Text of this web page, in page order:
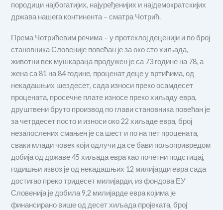
породици најбогатијих, најуређенијих и најдемократскијих
држава нашега континента – сматра Чотрић.
Према Чотрићевим речима – у протеклој деценији и по број
становника Словеније повећан је за око сто хиљада,
животни век мушкараца продужен је са 73 године на 78, а
жена са 81 на 84 године, проценат деце у вртићима, од
некадашњих шездесет, сада износи преко осамдесет
процената, просечне плате износе преко хиљаду евра,
друштвени бруто производ по глави становника повећан је
за четрдесет посто и износи око 22 хиљаде евра, број
незапослених смањен је са шест и по на пет процената,
сваки млади човек који одлучи да се бави пољопривредом
добија од државе 45 хиљада евра као почетни подстицај,
годишњи извоз је од некадашњих 12 милијарди евра сада
достигао преко тридесет милијарди, из фондова ЕУ
Словенија је добила 9,2 милијарде евра којима је
финансирано више од десет хиљада пројеката, број